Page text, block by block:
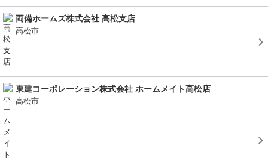
両備ホームズ株式会社 高松支店
高松市
東建コーポレーション株式会社 ホームメイト高松店
高松市